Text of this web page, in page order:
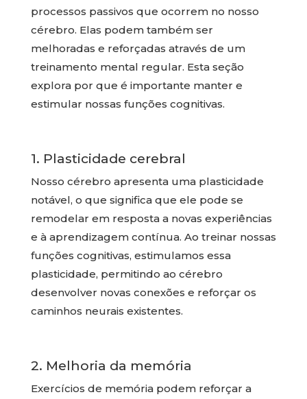
processos passivos que ocorrem no nosso
cérebro. Elas podem também ser
melhoradas e reforçadas através de um
treinamento mental regular. Esta seção
explora por que é importante manter e
estimular nossas funções cognitivas.
1. Plasticidade cerebral
Nosso cérebro apresenta uma plasticidade
notável, o que significa que ele pode se
remodelar em resposta a novas experiências
e à aprendizagem contínua. Ao treinar nossas
funções cognitivas, estimulamos essa
plasticidade, permitindo ao cérebro
desenvolver novas conexões e reforçar os
caminhos neurais existentes.
2. Melhoria da memória
Exercícios de memória podem reforçar a